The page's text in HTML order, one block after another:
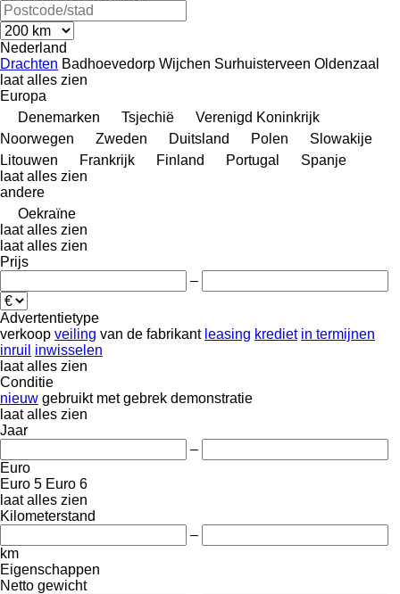
Nederland
Drachten Badhoevedorp Wijchen Surhuisterveen Oldenzaal
laat alles zien
Europa
Denemarken
Tsjechië
Verenigd Koninkrijk
Noorwegen
Zweden Duitsland Polen
Slowakije
Litouwen
Frankrijk Finland Portugal
Spanje
laat alles zien
andere
Oekraïne
laat alles zien
laat alles zien
Prijs
–
Advertentietype
verkoop veiling van de fabrikant leasing krediet in termijnen
inruil inwisselen
laat alles zien
Conditie
nieuw gebruikt met gebrek demonstratie
laat alles zien
Jaar
–
Euro
Euro 5 Euro 6
laat alles zien
Kilometerstand
–
km
Eigenschappen
Netto gewicht